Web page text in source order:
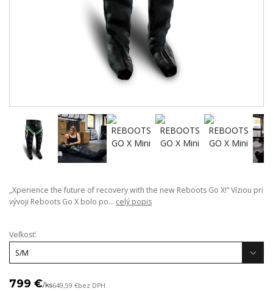
„Xperience the future of recovery with the new Reboots Go X!“ Víziou pri
vývoji Reboots Go X bolo po... celý popis
Veľkosť:
799 €/ks649,59 €bez DPH